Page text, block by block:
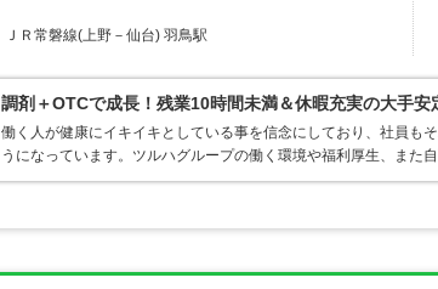
ＪＲ常磐線(上野－仙台) 羽鳥駅
調剤＋OTCで成長！残業10時間未満＆休暇充実の大手安
働く人が健康にイキイキとしている事を信念にしており、社員も
うになっています。ツルハグループの働く環境や福利厚生、また